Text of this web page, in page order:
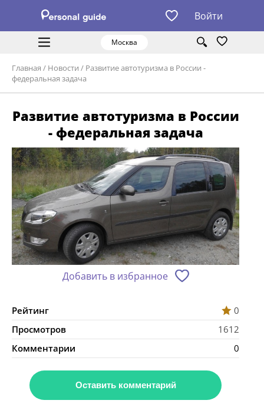
Войти
Москва
Главная / Новости / Развитие автотуризма в России -
федеральная задача
Развитие автотуризма в России
- федеральная задача
Добавить в избранное
Рейтинг
0
Просмотров
1612
Комментарии
0
Оставить комментарий